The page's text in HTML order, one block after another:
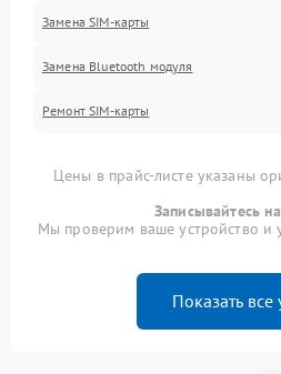
Замена SIM-карты
Замена Bluetooth модуля
Ремонт SIM-карты
Цены в прайс-листе указаны
Записывайтесь
Мы проверим ваше устройство и
Показать все